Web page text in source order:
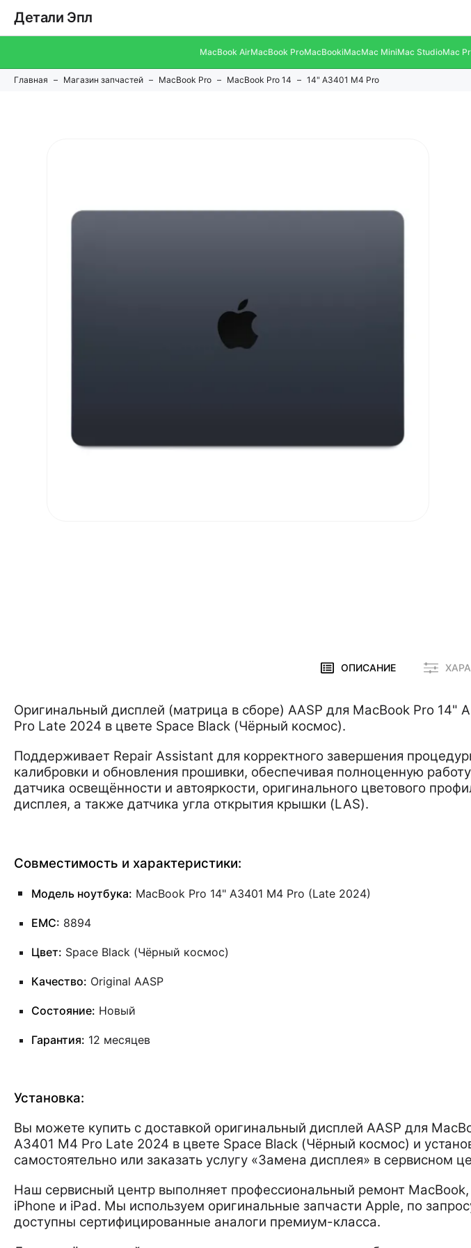
Детали Эпл
MacBook AirMacBook ProMacBookiMacMac MiniMac StudioMac
Главная Магазин запчастей MacBook Pro MacBook Pro 14 14" A3401 M4 Pro
ОПИСАНИЕ
Оригинальный дисплей (матрица в сборе) AASP для MacBook Pro 14"
Pro Late 2024 в цвете Space Black (Чёрный космос).
Поддерживает Repair Assistant для корректного завершения
калибровки и обновления прошивки, обеспечивая полноценную
датчика освещённости и автояркости, оригинального цветового
дисплея, а также датчика угла открытия крышки (LAS).
Совместимость и характеристики:
Модель ноутбука: MacBook Pro 14" A3401 M4 Pro (Late 2024)
EMC: 8894
Цвет: Space Black (Чёрный космос)
Качество: Original AASP
Состояние: Новый
Гарантия: 12 месяцев
Установка:
Вы можете купить с доставкой оригинальный дисплей AASP для
A3401 M4 Pro Late 2024 в цвете Space Black (Чёрный космос) и
самостоятельно или заказать услугу «Замена дисплея» в сервисном
Наш сервисный центр выполняет профессиональный ремонт MacBook,
iPhone и iPad. Мы используем оригинальные запчасти Apple, по
доступны сертифицированные аналоги премиум-класса.